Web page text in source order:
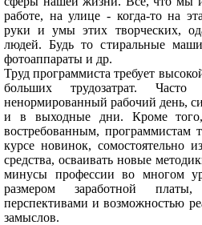
работе, на улице - когда-то на
руки и умы этих творческих,
людей. Будь то стиральные
фотоаппараты и др.
Труд программиста требует
больших трудозатрат. Часто
ненормированный рабочий день,
и в выходные дни. Кроме того,
востребованным, программистам
курсе новинок, сомостоятельно
средства, осваивать новые
минусы профессии во многом
размером заработной
перспективами и возможностью
замыслов.